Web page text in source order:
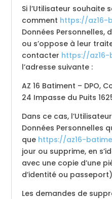
Si l’Utilisateur souhaite
comment https://az16-
Données Personnelles,
ou s’oppose à leur
contacter https://
l’adresse suivante :
AZ 16 Batiment – DPO,
24 Impasse du Puits
Dans ce cas,
Données Personnelles
que https://az16-
jour ou supprime, en
avec une copie d’une
d’identité ou
Les demandes de